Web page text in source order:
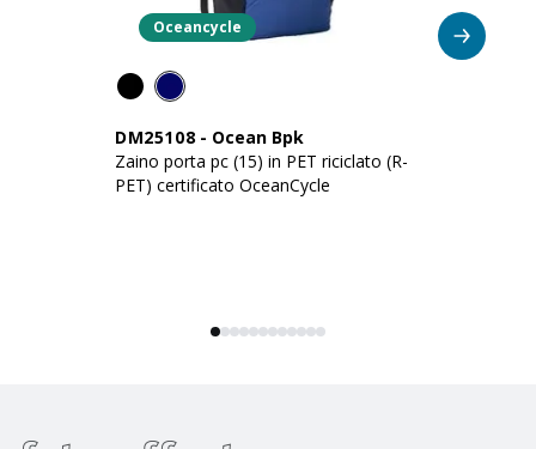
Oceancycle
DM25108 - Ocean Bpk
Zaino porta pc (15) in PET riciclato (R-
PET) certificato OceanCycle